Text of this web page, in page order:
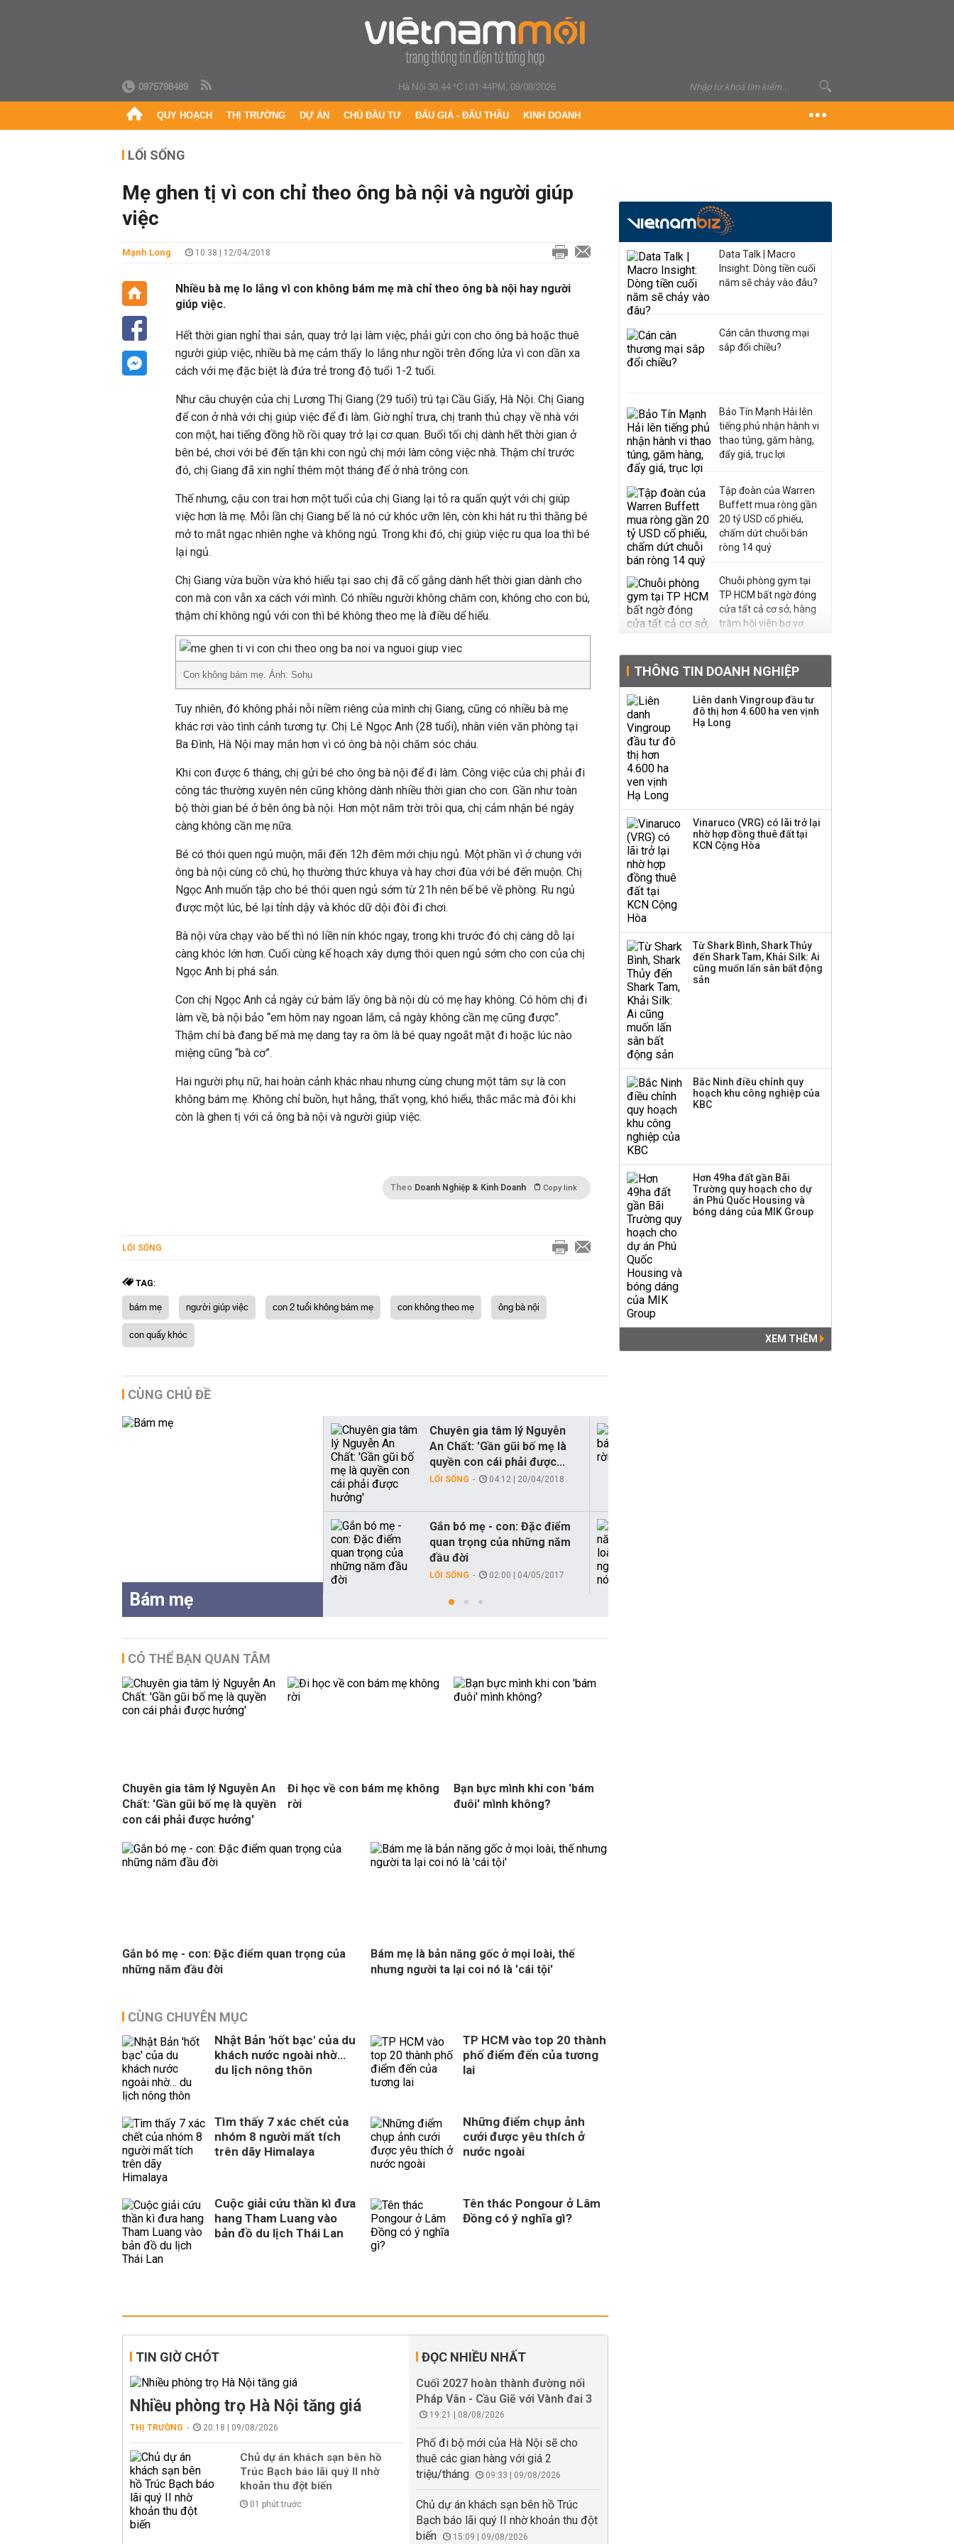
0975798489 Hà Nội 30.44 °C|01:44PM, 09/08/2026
QUY HOẠCH THỊ TRƯỜNG DỰ ÁN CHỦ ĐẦU TƯ ĐẤU GIÁ - ĐẤU THẦU KINH DOANH
LỐI SỐNG
Mẹ ghen tị vì con chỉ theo ông bà nội và người giúp
việc
Mạnh Long 10:38 | 12/04/2018
Nhiều bà mẹ lo lắng vì con không bám mẹ mà chỉ theo ông bà nội hay người
giúp việc.
Hết thời gian nghỉ thai sản, quay trở lại làm việc, phải gửi con cho ông bà hoặc thuê
người giúp việc, nhiều bà mẹ cảm thấy lo lắng như ngồi trên đống lửa vì con dần xa
cách với mẹ đặc biệt là đứa trẻ trong độ tuổi 1-2 tuổi.
Như câu chuyện của chị Lương Thị Giang (29 tuổi) trú tại Cầu Giấy, Hà Nội. Chị Giang
để con ở nhà với chị giúp việc để đi làm. Giờ nghỉ trưa, chị tranh thủ chạy về nhà với
con một, hai tiếng đồng hồ rồi quay trở lại cơ quan. Buổi tối chị dành hết thời gian ở
bên bé, chơi với bé đến tận khi con ngủ chị mới làm công việc nhà. Thậm chí trước
đó, chị Giang đã xin nghỉ thêm một tháng để ở nhà trông con.
Thế nhưng, cậu con trai hơn một tuổi của chị Giang lại tỏ ra quấn quýt với chị giúp
việc hơn là mẹ. Mỗi lần chị Giang bế là nó cứ khóc ưỡn lên, còn khi hát ru thì thằng bé
mở to mắt ngạc nhiên nghe và không ngủ. Trong khi đó, chị giúp việc ru qua loa thì bé
lại ngủ.
Chị Giang vừa buồn vừa khó hiểu tại sao chị đã cố gắng dành hết thời gian dành cho
con mà con vẫn xa cách với mình. Có nhiều người không chăm con, không cho con bú,
thậm chí không ngủ với con thì bé không theo mẹ là điều dể hiểu.
Con không bám mẹ. Ảnh: Sohu
Tuy nhiên, đó không phải nỗi niềm riêng của mình chị Giang, cũng có nhiều bà mẹ
khác rơi vào tình cảnh tương tự. Chị Lê Ngọc Anh (28 tuổi), nhân viên văn phòng tại
Ba Đình, Hà Nội may mắn hơn vì có ông bà nội chăm sóc cháu.
Khi con được 6 tháng, chị gửi bé cho ông bà nội để đi làm. Công việc của chị phải đi
công tác thường xuyên nên cũng không dành nhiều thời gian cho con. Gần như toàn
bộ thời gian bé ở bên ông bà nội. Hơn một năm trời trôi qua, chị cảm nhận bé ngày
càng không cần mẹ nữa.
Bé có thói quen ngủ muộn, mãi đến 12h đêm mới chịu ngủ. Một phần vì ở chung với
ông bà nội cùng cô chú, họ thường thức khuya và hay chơi đùa với bé đến muộn. Chị
Ngọc Anh muốn tập cho bé thói quen ngủ sớm từ 21h nên bế bé về phòng. Ru ngủ
được một lúc, bé lại tỉnh dậy và khóc dữ dội đòi đi chơi.
Bà nội vừa chạy vào bế thì nó liền nín khóc ngay, trong khi trước đó chị càng dỗ lại
càng khóc lớn hơn. Cuối cùng kế hoạch xây dựng thói quen ngủ sớm cho con của chị
Ngọc Anh bị phá sản.
Con chị Ngọc Anh cả ngày cứ bám lấy ông bà nội dù có mẹ hay không. Có hôm chị đi
làm về, bà nội bảo “em hôm nay ngoan lắm, cả ngày không cần mẹ cũng được”.
Thậm chí bà đang bế mà mẹ dang tay ra ôm là bé quay ngoắt mặt đi hoặc lúc nào
miệng cũng “bà cơ”.
Hai người phụ nữ, hai hoàn cảnh khác nhau nhưng cùng chung một tâm sự là con
không bám mẹ. Không chỉ buồn, hụt hẫng, thất vọng, khó hiểu, thắc mắc mà đôi khi
còn là ghen tị với cả ông bà nội và người giúp việc.
Theo Doanh Nghiệp & Kinh Doanh Copy link
LỐI SỐNG
TAG:
bám mẹ người giúp việc con 2 tuổi không bám mẹ con không theo mẹ
ông bà nội
con quấy khóc
CÙNG CHỦ ĐỀ
Bám mẹ
Chuyên gia tâm lý Nguyễn
An Chất: 'Gần gũi bố mẹ là
quyền con cái phải được...
LỐI SỐNG 04:12 | 20/04/2018
Gắn bó mẹ - con: Đặc điểm
quan trọng của những năm
đầu đời
LỐI SỐNG 02:00 | 04/05/2017
CÓ THỂ BẠN QUAN TÂM
Chuyên gia tâm lý Nguyễn An
Chất: 'Gần gũi bố mẹ là quyền
con cái phải được hưởng'
Đi học về con bám mẹ không
rời
Bạn bực mình khi con 'bám
đuôi' mình không?
Gắn bó mẹ - con: Đặc điểm quan trọng của
những năm đầu đời
Bám mẹ là bản năng gốc ở mọi loài, thế
nhưng người ta lại coi nó là 'cái tội'
CÙNG CHUYÊN MỤC
Nhật Bản 'hốt bạc' của du
khách nước ngoài nhờ…
du lịch nông thôn
TP HCM vào top 20 thành
phố điểm đến của tương
lai
Tìm thấy 7 xác chết của
nhóm 8 người mất tích
trên dãy Himalaya
Những điểm chụp ảnh
cưới được yêu thích ở
nước ngoài
Cuộc giải cứu thần kì đưa
hang Tham Luang vào
bản đồ du lịch Thái Lan
Tên thác Pongour ở Lâm
Đồng có ý nghĩa gì?
TIN GIỜ CHÓT
Nhiều phòng trọ Hà Nội tăng giá
THỊ TRƯỜNG 20:18 | 09/08/2026
Chủ dự án khách sạn bên hồ
Trúc Bạch báo lãi quý II nhờ
khoản thu đột biến
01 phút trước
ĐỌC NHIỀU NHẤT
Cuối 2027 hoàn thành đường nối
Pháp Vân - Cầu Giẽ với Vành đai 3
19:21 | 08/08/2026
Phố đi bộ mới của Hà Nội sẽ cho
thuê các gian hàng với giá 2
triệu/tháng
09:33 | 09/08/2026
Chủ dự án khách sạn bên hồ Trúc
Bạch báo lãi quý II nhờ khoản thu đột
biến
15:09 | 09/08/2026
Data Talk | Macro
Insight: Dòng tiền cuối
năm sẽ chảy vào đâu?
Cán cân thương mại
sắp đổi chiều?
Bảo Tín Mạnh Hải lên
tiếng phủ nhận hành vi
thao túng, găm hàng,
đẩy giá, trục lợi
Tập đoàn của Warren
Buffett mua ròng gần
20 tỷ USD cổ phiếu,
chấm dứt chuỗi bán
ròng 14 quý
Chuỗi phòng gym tại
TP HCM bất ngờ đóng
cửa tất cả cơ sở, hàng
trăm hội viên bơ vơ
tiếng đứng sau tiệm
vàng Mi Hồng: Từ phụ
xe, sửa đồ điện tử cũ
đến gây dựng thương
hiệu hơn 35 năm tuổi
PNJ công bố thông tin
quyền tùy ý áp thuế
100% lên những đối tác
thương mại hàng đầu?
THÔNG TIN DOANH NGHIỆP
Liên danh Vingroup đầu tư
đô thị hơn 4.600 ha ven vịnh
Hạ Long
Vinaruco (VRG) có lãi trở lại
nhờ hợp đồng thuê đất tại
KCN Cộng Hòa
Từ Shark Bình, Shark Thủy
đến Shark Tam, Khải Silk: Ai
cũng muốn lấn sân bất động
sản
Bắc Ninh điều chỉnh quy
hoạch khu công nghiệp của
KBC
Hơn 49ha đất gần Bãi
Trường quy hoạch cho dự
án Phú Quốc Housing và
bóng dáng của MIK Group
XEM THÊM